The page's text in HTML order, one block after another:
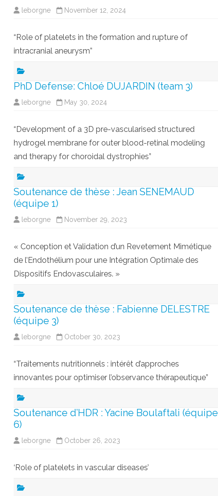
leborgne November 12, 2024
“Role of platelets in the formation and rupture of
intracranial aneurysm”
PhD Defense: Chloé DUJARDIN (team 3)
leborgne May 30, 2024
“Development of a 3D pre-vascularised structured
hydrogel membrane for outer blood-retinal modeling
and therapy for choroidal dystrophies”
Soutenance de thèse : Jean SENEMAUD
(équipe 1)
leborgne November 29, 2023
« Conception et Validation d’un Revetement Mimétique
de l’Endothélium pour une Intégration Optimale des
Dispositifs Endovasculaires. »
Soutenance de thèse : Fabienne DELESTRE
(équipe 3)
leborgne October 30, 2023
“Traitements nutritionnels : intérêt d’approches
innovantes pour optimiser l’observance thérapeutique”
Soutenance d’HDR : Yacine Boulaftali (équipe
6)
leborgne October 26, 2023
‘Role of platelets in vascular diseases’